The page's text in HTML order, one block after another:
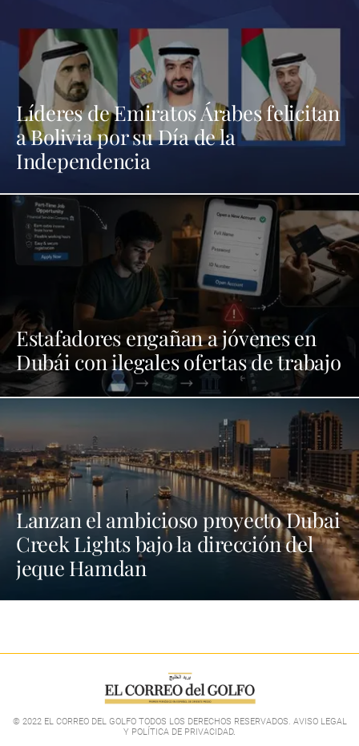
Líderes de Emiratos Árabes felicitan
a Bolivia por su Día de la
Independencia
Estafadores engañan a jóvenes en
Dubái con ilegales ofertas de trabajo
Lanzan el ambicioso proyecto Dubai
Creek Lights bajo la dirección del
jeque Hamdan
© 2022 EL CORREO DEL GOLFO TODOS LOS DERECHOS RESERVADOS. AVISO LEGAL
Y POLÍTICA DE PRIVACIDAD.